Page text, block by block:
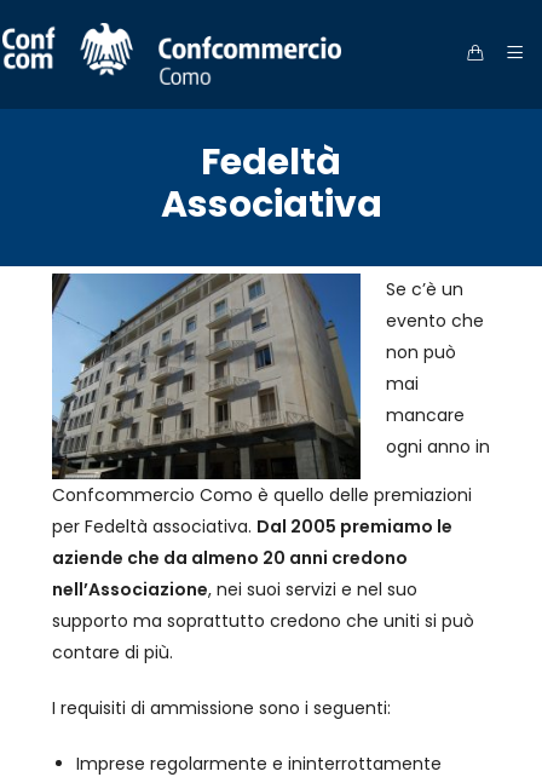
Fedeltà
Associativa
Se c’è un
evento che
non può
mai
mancare
ogni anno in
Confcommercio Como è quello delle premiazioni
per Fedeltà associativa. Dal 2005 premiamo le
aziende che da almeno 20 anni credono
nell’Associazione, nei suoi servizi e nel suo
supporto ma soprattutto credono che uniti si può
contare di più.
I requisiti di ammissione sono i seguenti:
Imprese regolarmente e ininterrottamente